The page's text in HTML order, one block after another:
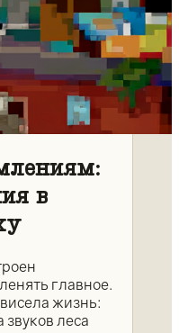
в
главное.
жизнь:
леса